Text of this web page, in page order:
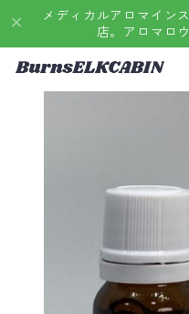
メディカルアロマイン
店。アロマロ